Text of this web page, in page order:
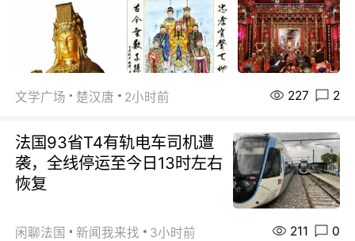
文学广场 楚汉唐 2小时前 227 2
法国93省T4有轨电车司机遭
袭，全线停运至今日13时左右
恢复
闲聊法国 新闻我来找 3小时前 211 0